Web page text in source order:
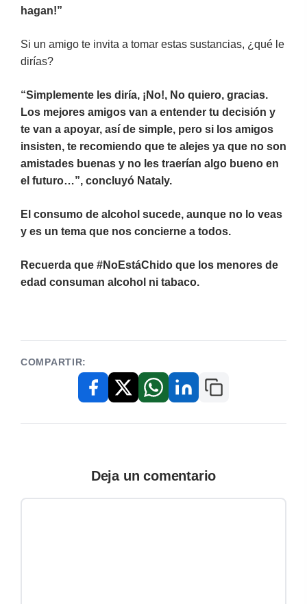
hagan!”
Si un amigo te invita a tomar estas sustancias, ¿qué le
dirías?
“Simplemente les diría, ¡No!, No quiero, gracias.
Los mejores amigos van a entender tu decisión y
te van a apoyar, así de simple, pero si los amigos
insisten, te recomiendo que te alejes ya que no son
amistades buenas y no les traerían algo bueno en
el futuro…”, concluyó Nataly.
El consumo de alcohol sucede, aunque no lo veas
y es un tema que nos concierne a todos.
Recuerda que #NoEstáChido que los menores de
edad consuman alcohol ni tabaco.
COMPARTIR:
FacebookX / TwitterWhatsAppLinkedInCopiar enlace
Deja un comentario